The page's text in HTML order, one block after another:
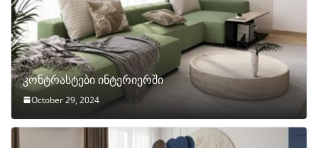
კონტრასტები ინტერიერში
October 29, 2024